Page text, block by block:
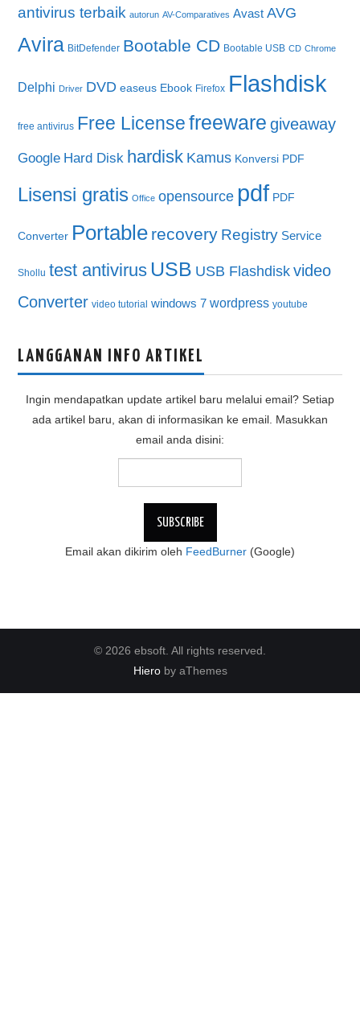
antivirus terbaik autorun AV-Comparatives Avast AVG
Avira BitDefender Bootable CD Bootable USB CD Chrome
Delphi Driver DVD easeus Ebook Firefox Flashdisk
free antivirus Free License freeware giveaway
Google Hard Disk hardisk Kamus Konversi PDF
Lisensi gratis Office opensource pdf PDF
Converter Portable recovery Registry Service
Shollu test antivirus USB USB Flashdisk video
Converter video tutorial windows 7 wordpress youtube
LANGGANAN INFO ARTIKEL
Ingin mendapatkan update artikel baru melalui email? Setiap
ada artikel baru, akan di informasikan ke email. Masukkan
email anda disini:
Email akan dikirim oleh FeedBurner (Google)
© 2026 ebsoft. All rights reserved.
Hieroby aThemes